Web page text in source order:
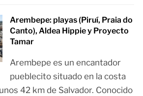
Arembepe: playas (Piruí, Praia do
Canto), Aldea Hippie y Proyecto
Tamar
Arembepe es un encantador
pueblecito situado en la costa
42 km de Salvador. Conocido